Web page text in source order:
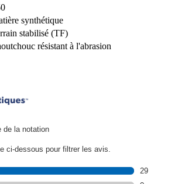
synthétique
stabilisé (TF)
résistant à l'abrasion